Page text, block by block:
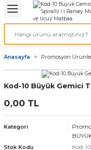
Geri
Geri
Geri
Geri
Ürünleri
Geri
Geri
Geri
Anasayfa Promosyon
Kod-10 Büyük Gemici
0,00 TL
Kategori
Stok Kodu
Kod-